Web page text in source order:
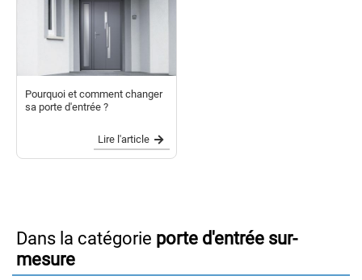
Pourquoi et comment changer
sa porte d'entrée ?
Lire l'article
Dans la catégorie porte d'entrée sur-
mesure